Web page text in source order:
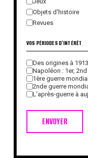
Objets d'histoire
Revues
ENVOYER
VOS PÉRIODES D'INTÉRÊT
Des origines à 1913
Napoléon : 1er,
1ère guerre
2nde guerre
L'après-guerre à